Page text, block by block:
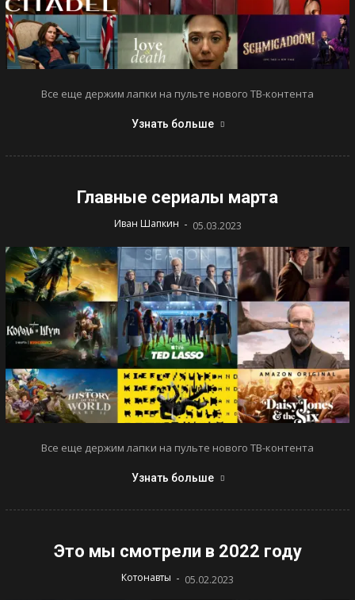
Все еще держим лапки на пульте нового ТВ-контента
Узнать больше
Главные сериалы марта
Иван Шапкин - 05.03.2023
Все еще держим лапки на пульте нового ТВ-контента
Узнать больше
Это мы смотрели в 2022 году
Котонавты - 05.02.2023